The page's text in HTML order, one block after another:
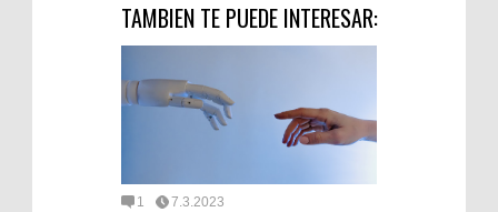
TAMBIEN TE PUEDE INTERESAR:
1 7.3.2023